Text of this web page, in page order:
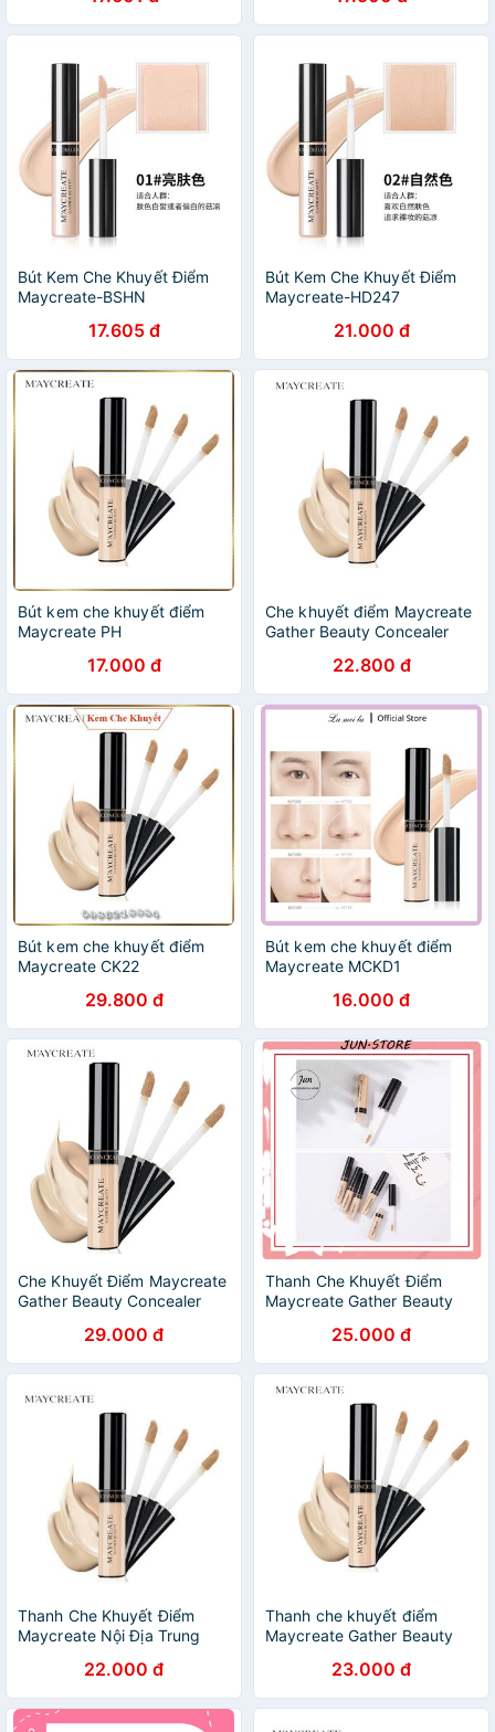
Bút Kem Che Khuyết Điểm
Maycreate-BSHN
17.605 đ
Bút Kem Che Khuyết Điểm
Maycreate-HD247
21.000 đ
Bút kem che khuyết điểm
Maycreate PH
17.000 đ
Che khuyết điểm Maycreate
Gather Beauty Concealer
22.800 đ
Bút kem che khuyết điểm
Maycreate CK22
29.800 đ
Bút kem che khuyết điểm
Maycreate MCKD1
16.000 đ
Che Khuyết Điểm Maycreate
Gather Beauty Concealer
29.000 đ
Thanh Che Khuyết Điểm
Maycreate Gather Beauty
25.000 đ
Thanh Che Khuyết Điểm
Maycreate Nội Địa Trung
22.000 đ
Thanh che khuyết điểm
Maycreate Gather Beauty
23.000 đ